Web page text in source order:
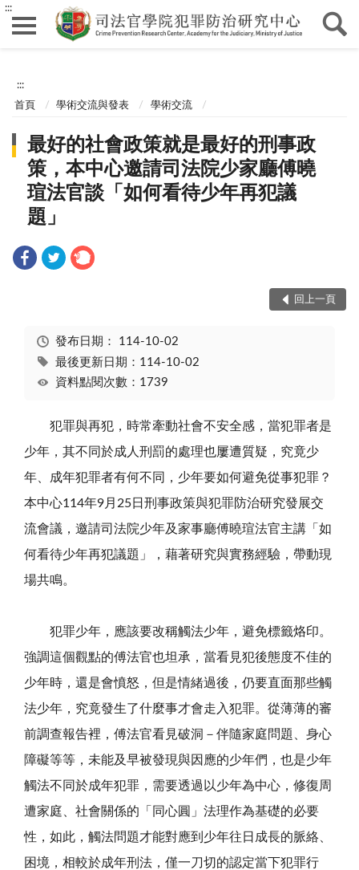
:::
:::
首頁 學術交流與發表 學術交流
最好的社會政策就是最好的刑事政
策，本中心邀請司法院少家廳傅曉
瑄法官談「如何看待少年再犯議
題」
回上一頁
發布日期： 114-10-02
最後更新日期：114-10-02
資料點閱次數：1739
犯罪與再犯，時常牽動社會不安全感，當犯罪者是
少年，其不同於成人刑罰的處理也屢遭質疑，究竟少
年、成年犯罪者有何不同，少年要如何避免從事犯罪？
本中心114年9月25日刑事政策與犯罪防治研究發展交
流會議，邀請司法院少年及家事廳傅曉瑄法官主講「如
何看待少年再犯議題」，藉著研究與實務經驗，帶動現
場共鳴。
犯罪少年，應該要改稱觸法少年，避免標籤烙印。
強調這個觀點的傅法官也坦承，當看見犯後態度不佳的
少年時，還是會憤怒，但是情緒過後，仍要直面那些觸
法少年，究竟發生了什麼事才會走入犯罪。從薄薄的審
前調查報告裡，傅法官看見破洞－伴隨家庭問題、身心
障礙等等，未能及早被發現與因應的少年們，也是少年
觸法不同於成年犯罪，需要透過以少年為中心，修復周
遭家庭、社會關係的「同心圓」法理作為基礎的必要
性，如此，觸法問題才能對應到少年往日成長的脈絡、
困境，相較於成年刑法，僅一刀切的認定當下犯罪行